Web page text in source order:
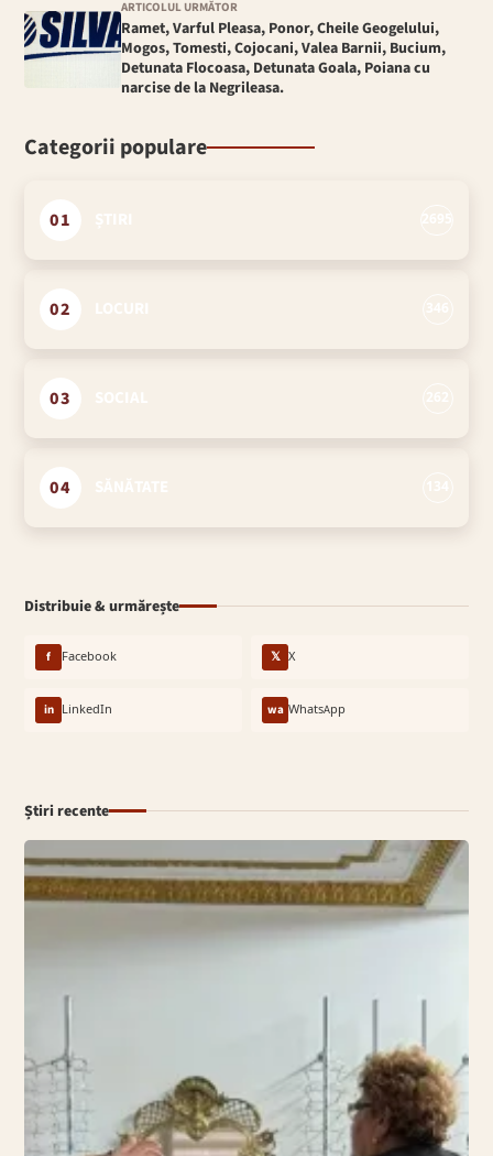
ARTICOLUL URMĂTOR
Ramet, Varful Pleasa, Ponor, Cheile Geogelului,
Mogos, Tomesti, Cojocani, Valea Barnii, Bucium,
Detunata Flocoasa, Detunata Goala, Poiana cu
narcise de la Negrileasa.
Categorii populare
01
02
03
04
Distribuie & urmărește
f Facebook 𝕏 X
in LinkedIn wa WhatsApp
Știri recente